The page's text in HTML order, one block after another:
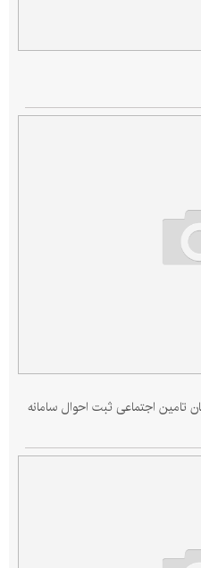
اجتماعی ثبت احوال سامانه